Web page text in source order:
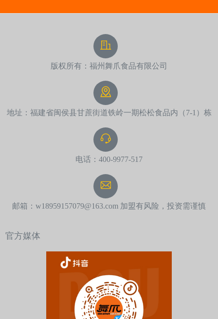
版权所有：福州舞爪食品有限公司
地址：福建省闽侯县甘蔗街道铁岭一期松松食品内（7-1）栋
电话：400-9977-517
邮箱：w18959157079@163.com 加盟有风险，投资需谨慎
官方媒体